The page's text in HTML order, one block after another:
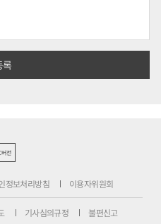
버전
정보처리방침 이용자위원회
기사심의규정 불편신고